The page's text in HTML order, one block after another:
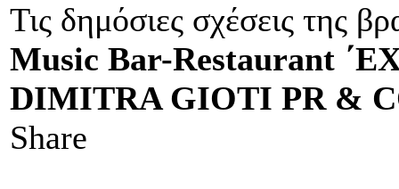
Τις δημόσιες σχέσεις της
Music Bar-Restaurant
DIMITRA GIOTI PR &
Share